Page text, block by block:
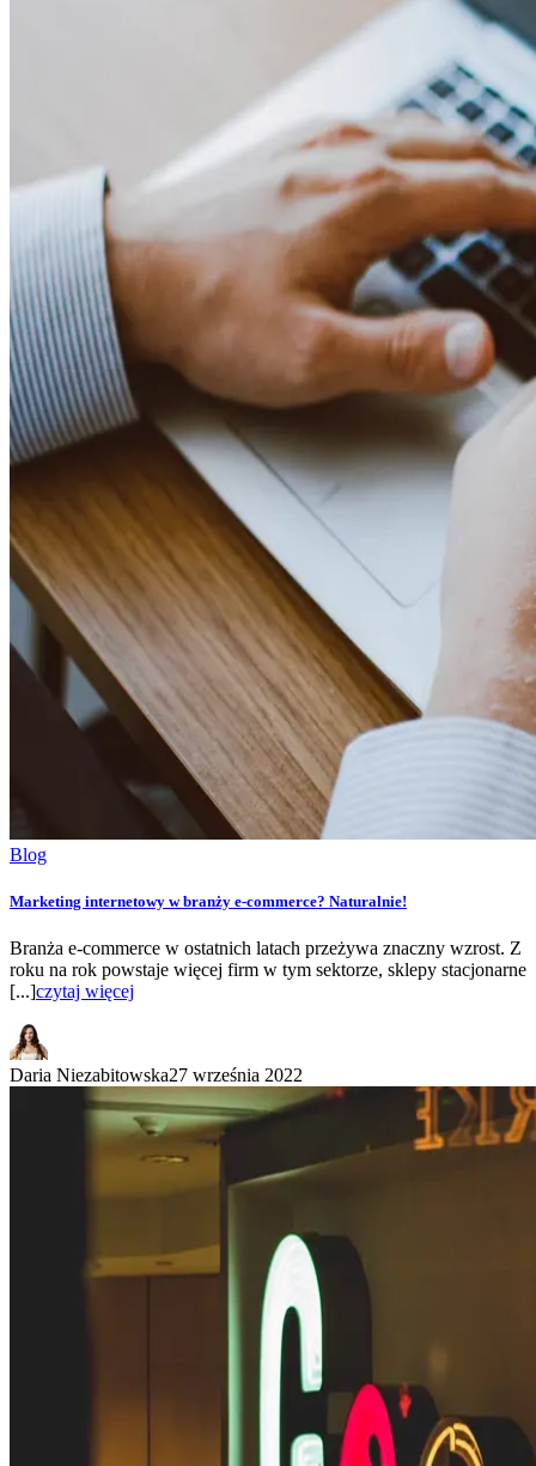
Blog
Marketing internetowy w branży e-commerce? Naturalnie!
Branża e-commerce w ostatnich latach przeżywa znaczny wzrost. Z
roku na rok powstaje więcej firm w tym sektorze, sklepy stacjonarne
[...]czytaj więcej
Daria Niezabitowska27 września 2022